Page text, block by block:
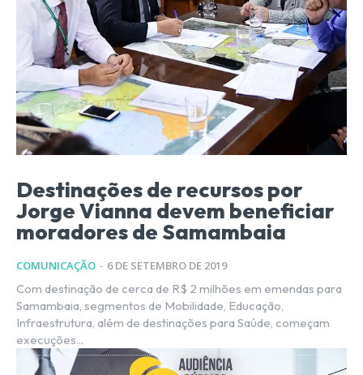
Destinações de recursos por
Jorge Vianna devem beneficiar
moradores de Samambaia
COMUNICAÇÃO - 6 DE SETEMBRO DE 2019
Com destinação de cerca de R$ 2 milhões em emendas para
Samambaia, segmentos de Mobilidade, Educação,
Infraestrutura, além de destinações para Saúde, começam
execuções...